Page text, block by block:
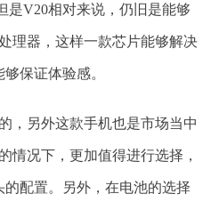
是V20相对来说，仍旧是能够
理器，这样一款芯片能够解决
保证体验感。
，另外这款手机也是市场当中
情况下，更加值得进行选择，
配置。另外，在电池的选择